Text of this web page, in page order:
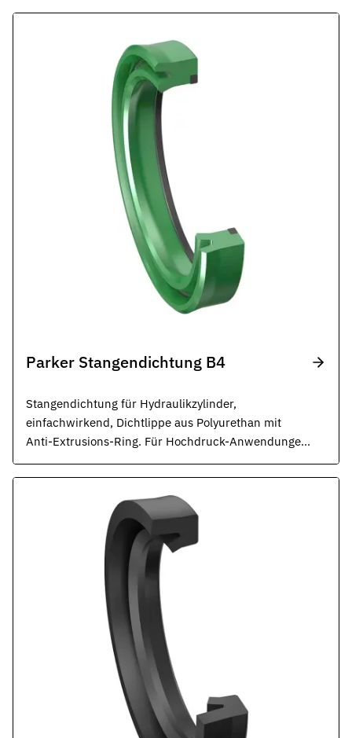
ISO 6020.
Parker Stangendichtung B4
Stangendichtung für Hydraulikzylinder,
einfachwirkend, Dichtlippe aus Polyurethan mit
Anti-Extrusions-Ring. Für Hochdruck-Anwendungen
und extreme Druckspitzen. Robuste Dichtung für
rauste Betriebsbedingungen. ISO 5597, ISO 6020.